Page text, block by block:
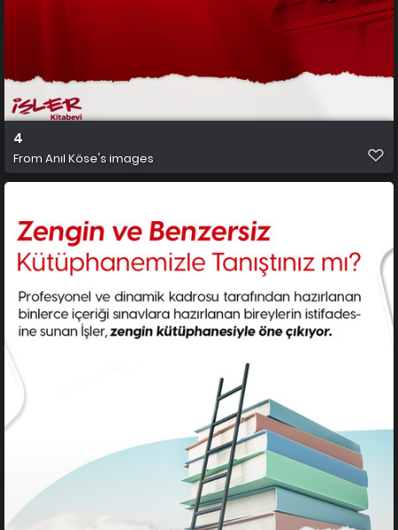
4
From Anıl Köse's images